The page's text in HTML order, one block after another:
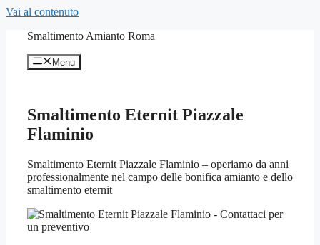
Vai al contenuto
Smaltimento Amianto Roma
Menu
Smaltimento Eternit Piazzale
Flaminio
Smaltimento Eternit Piazzale Flaminio – operiamo da anni
professionalmente nel campo delle bonifica amianto e dello
smaltimento eternit